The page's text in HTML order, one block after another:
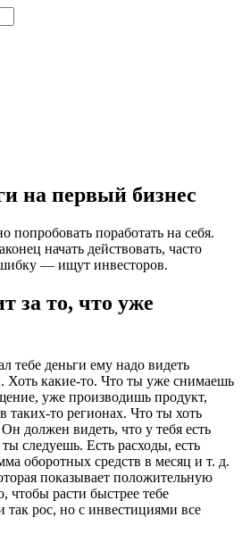
на первый бизнес
попробовать поработать на себя.
начать действовать, часто
— ищут инвесторов.
за то, что уже
тебе деньги ему надо видеть
Хоть какие-то. Что ты уже снимаешь
уже производишь продукт,
таких-то регионах. Что ты хоть
должен видеть, что у тебя есть
следуешь. Есть расходы, есть
оборотных средств в месяц и т. д.
показывает положительную
чтобы расти быстрее тебе
так рос, но с инвестициями все